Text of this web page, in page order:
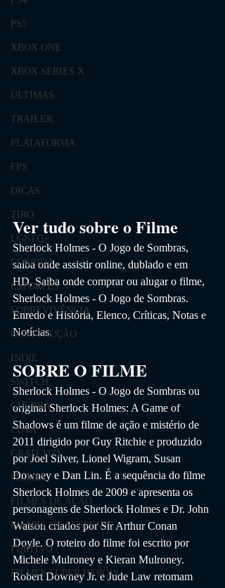
PS5
XBOX ONE
XBOX SERIES X
ÚLTIMAS
TRAILER
PLATAFORMA
FPS
DICAS
TIRO
LGBTQ+
CORRIDA
ESPORTES
SOBREVIVÊNCIA
CONSTRUÇÃO
INDIE
SWITCH
GUERRA
LUTA
GRATUITO
FILMES
FILMES DE AÇÃO
FILMES DE SUSPENSE
FURTIVO
FILMES SUPER HERÓIS
Ver tudo sobre o Filme
Sherlock Holmes - O Jogo de Sombras,
saiba onde assistir online, dublado e em
HD, Saiba onde comprar ou alugar o filme,
Sherlock Holmes - O Jogo de Sombras.
Enredo e História, Elenco, Críticas, Notas e
Notícias.
SOBRE O FILME
Sherlock Holmes - O Jogo de Sombras ou
original Sherlock Holmes: A Game of
Shadows é um filme de ação e mistério de
2011 dirigido por Guy Ritchie e produzido
por Joel Silver, Lionel Wigram, Susan
Downey e Dan Lin. É a sequência do filme
Sherlock Holmes de 2009 e apresenta os
personagens de Sherlock Holmes e Dr. John
Watson criados por Sir Arthur Conan
Doyle. O roteiro do filme foi escrito por
Michele Mulroney e Kieran Mulroney.
Robert Downey Jr. e Jude Law retomam